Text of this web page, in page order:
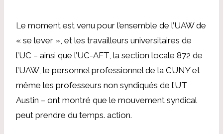
Le moment est venu pour l’ensemble de l’UAW de
« se lever », et les travailleurs universitaires de
l’UC – ainsi que l’UC-AFT, la section locale 872 de
l’UAW, le personnel professionnel de la CUNY et
même les professeurs non syndiqués de l’UT
Austin – ont montré que le mouvement syndical
peut prendre du temps. action.